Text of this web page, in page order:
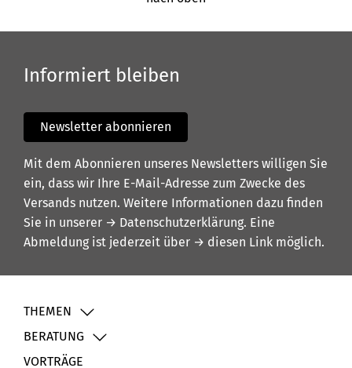
Informiert bleiben
Newsletter abonnieren
Mit dem Abonnieren unseres Newsletters willigen Sie
ein, dass wir Ihre E-Mail-Adresse zum Zwecke des
Versands nutzen. Weitere Informationen dazu finden
Sie in unserer → Datenschutzerklärung. Eine
Abmeldung ist jederzeit über → diesen Link möglich.
THEMEN
BERATUNG
VORTRÄGE